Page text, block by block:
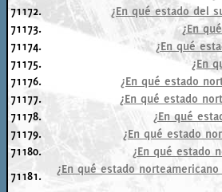
71172.
¿En qué estado del
71173.
¿En
71174.
¿En qué
71175.
¿En
71176.
¿En qué estado
71177.
¿En qué estado
71178.
¿En qué
71179.
¿En qué estado
71180.
¿En qué estado
71181.
¿En qué estado